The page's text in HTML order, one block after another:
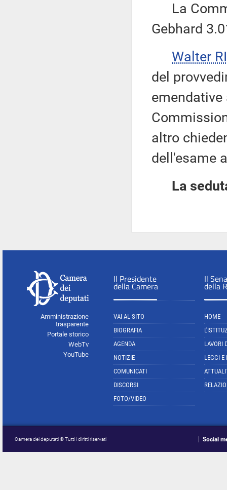
La
Gebhard
Walter
del
emendative
altro
dell'esame
La
Amministrazione
trasparente
Portale storico
WebTv
YouTube
Il Presidente
della Camera
VAI AL SITO
BIOGRAFIA
AGENDA
NOTIZIE
COMUNICATI
DISCORSI
FOTO/VIDEO
Il
della
HOME
LAVORI
LEGGI E
Camera dei deputati © Tutti i diritti riservati Social